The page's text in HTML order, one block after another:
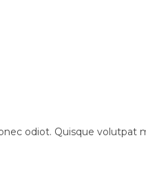
odiot. Quisque volutpat